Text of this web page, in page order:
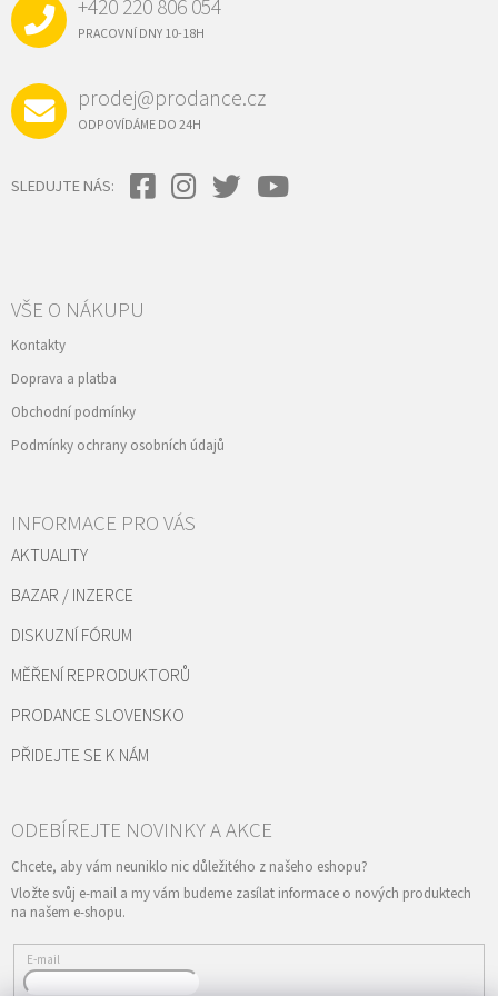
+420 220 806 054
PRACOVNÍ DNY 10-18H
prodej@prodance.cz
ODPOVÍDÁME DO 24H
SLEDUJTE NÁS:
VŠE O NÁKUPU
Kontakty
Doprava a platba
Obchodní podmínky
Podmínky ochrany osobních údajů
INFORMACE PRO VÁS
AKTUALITY
BAZAR / INZERCE
DISKUZNÍ FÓRUM
MĚŘENÍ REPRODUKTORŮ
PRODANCE SLOVENSKO
PŘIDEJTE SE K NÁM
Vložte svůj e-mail a my vám budeme zasílat informace o nových produktech
na našem e-shopu.
E-mail